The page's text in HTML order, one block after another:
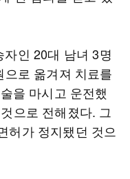
인 20대 남녀 3명
로 옮겨져 치료를
을 마시고 운전했
으로 전해졌다. 그
허가 정지됐던 것으